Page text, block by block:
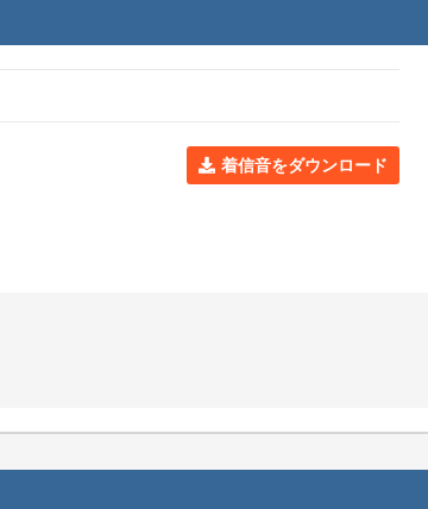
着信音をダウンロード